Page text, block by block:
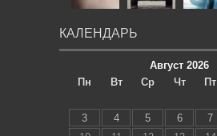
КАЛЕНДАРЬ
Август 2026
Пн
Вт Ср Чт Пт
3
4 5 6 7